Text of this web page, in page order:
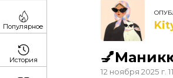
12 ноября 2025 г.
Популярное
История